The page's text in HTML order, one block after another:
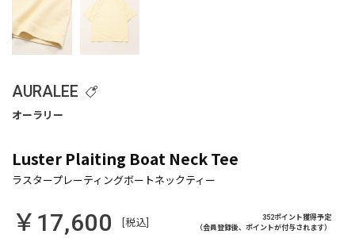
AURALEE
Luster Plaiting Boat Neck Tee
￥17,600 [税込]
352ポイント獲得予定
（会員登録後、ポイントが付与されます）